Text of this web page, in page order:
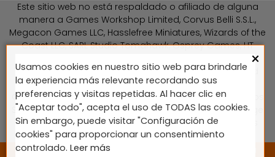
Este sitio web no está respaldado o afiliado de alguna
manera a Games Workshop Limited, Corvus Belli S.S.L.,
Megacon Games LLC, Hasslefree Miniatures, Wizards of the
Coast LLC, SARL Studio Tomahawk, Osprey Games, HT
Entertainment, Warlord Games Ltd, The Ninth Age, World
Team Championship, Battlefront Miniatures NZ Ltd, DC
Comics, Knight Models, Three Stones Productos y Diseños
S.L., Paizo Inc, The Lord of the Rings, Wizkids, NECA LLC, Edge
Entertainment Studio SLU, Marvel, Fantasy Flight Games
(FFG), Disney, Lucasfilm Ltd.
2024 © Diseñado y desarrollado por tu equipo Imedia
×
Usamos cookies en nuestro sitio web para brindarle
la experiencia más relevante recordando sus
preferencias y visitas repetidas. Al hacer clic en
"Aceptar todo", acepta el uso de TODAS las cookies.
Sin embargo, puede visitar "Configuración de
cookies" para proporcionar un consentimiento
controlado. Leer más